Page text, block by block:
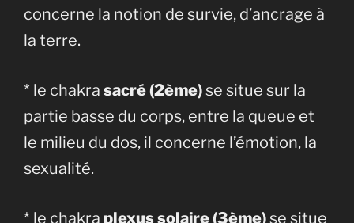
concerne la notion de survie, d’ancrage à
la terre.
* le chakra sacré (2ème)se situe sur la
partie basse du corps, entre la queue et
le milieu du dos, il concerne l’émotion, la
sexualité.
* le chakra plexus solaire (3ème)se situe